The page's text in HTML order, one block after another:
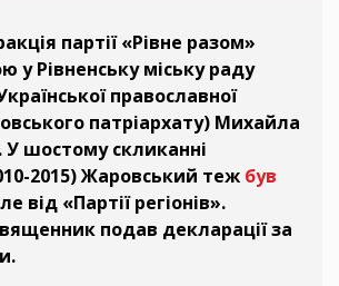
партії «Рівне разом»
у Рівненську міську раду
православної
патріархату) Михайла
шостому скликанні
2015) Жаровський теж був
від «Партії регіонів».
подав декларації за